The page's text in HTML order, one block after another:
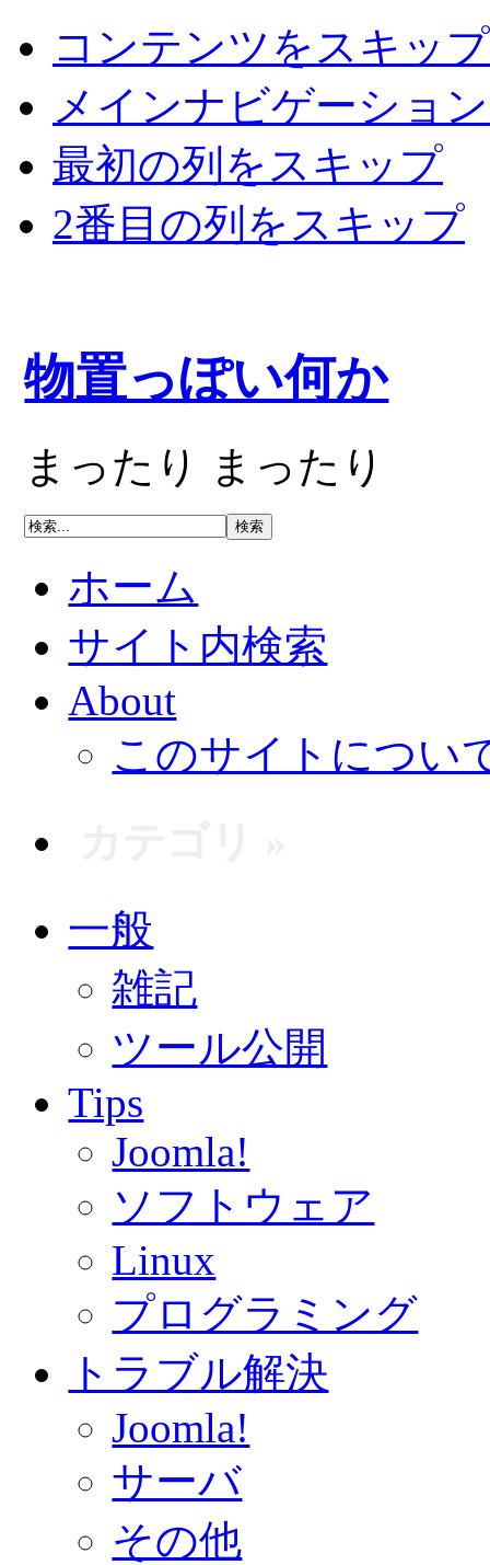
コンテンツをスキップ
メインナビゲーショ
最初の列をスキップ
2番目の列をスキップ
物置っぽい何か
まったり まったり
ホーム
サイト内検索
About
このサイトについ
一般
雑記
ツール公開
Tips
Joomla!
ソフトウェア
Linux
プログラミング
トラブル解決
Joomla!
サーバ
その他